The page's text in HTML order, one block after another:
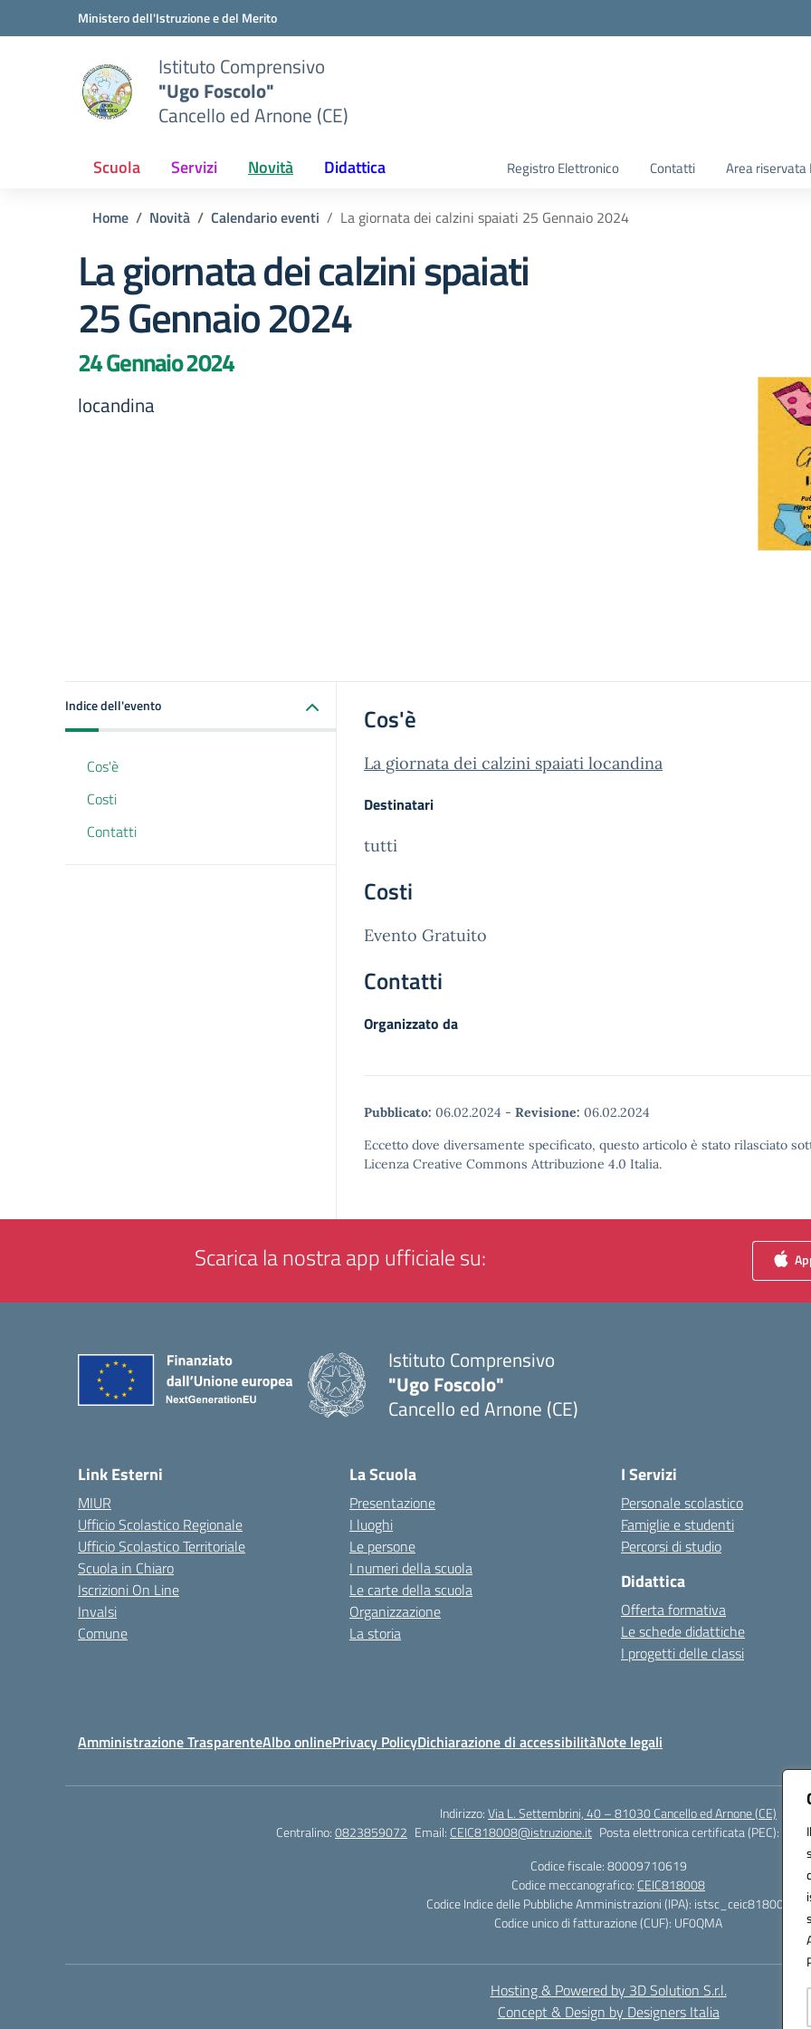
Vai ai contenuti
Vai al menu di navigazioneMinistero dell'Istruzione e del Merito
Istituto Comprensivo
"Ugo Foscolo"
Cancello ed Arnone (CE)
Scuola Servizi Novità Didattica Registro Elettronico Contatti Area riservata
Home Novità Calendario eventi La giornata dei calzini spaiati 25 Gennaio 2024
La giornata dei calzini spaiati
25 Gennaio 2024
24 Gennaio 2024
locandina
Indice dell'evento
Cos'è
Costi
Contatti
Cos'è
La giornata dei calzini spaiati locandina
Destinatari
tutti
Costi
Evento Gratuito
Contatti
Organizzato da
Pubblicato: 06.02.2024 - Revisione: 06.02.2024
Eccetto dove diversamente specificato, questo articolo è stato rilasciato
Licenza Creative Commons Attribuzione 4.0 Italia.
Scarica la nostra app ufficiale su:
Istituto Comprensivo
"Ugo Foscolo"
Cancello ed Arnone (CE)
Link Esterni
MIUR
Ufficio Scolastico Regionale
Ufficio Scolastico Territoriale
Scuola in Chiaro
Iscrizioni On Line
Invalsi
Comune
La Scuola
Presentazione
I luoghi
Le persone
I numeri della scuola
Le carte della scuola
Organizzazione
La storia
I Servizi
Personale scolastico
Famiglie e studenti
Percorsi di studio
Didattica
Offerta formativa
Le schede didattiche
I progetti delle classi
Amministrazione TrasparenteAlbo onlinePrivacy PolicyDichiarazione di accessibilitàNote legali
Indirizzo:Via L. Settembrini, 40 – 81030 Cancello ed Arnone (CE)
Centralino:0823859072 Email: CEIC818008@istruzione.it Posta elettronica certificata (PEC):
Codice fiscale: 80009710619
Codice meccanografico: CEIC818008
Codice Indice delle Pubbliche Amministrazioni (IPA): istsc_ceic818008
Codice unico di fatturazione (CUF): UF0QMA
Hosting & Powered by 3D Solution S.r.l.
Concept & Design by Designers Italia